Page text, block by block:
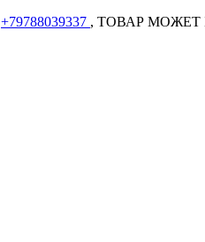
+79788039337 , ТОВАР